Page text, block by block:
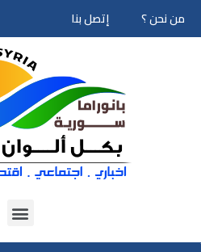
تخطى
من نحن ؟ إتصل بنا